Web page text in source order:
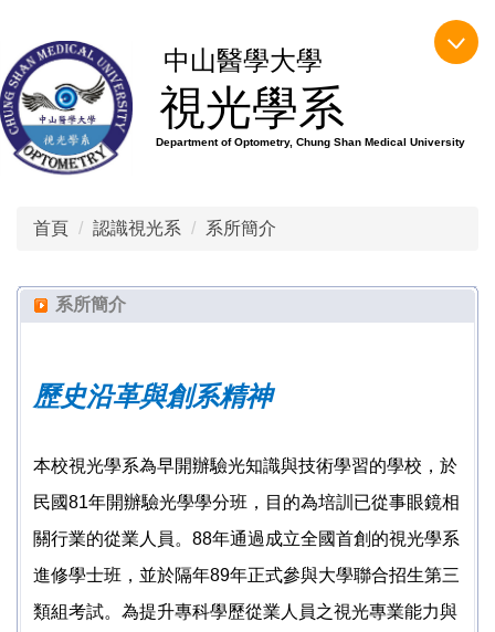
主
要
內
容
中山醫學大學
視光學系
Department of Optometry, Chung Shan Medical University
首頁 認識視光系 系所簡介
系所簡介
歷史沿革與創系精神
本校視光學系為早開辦驗光知識與技術學習的學校，於
民國81年開辦驗光學學分班，目的為培訓已從事眼鏡相
關行業的從業人員。 88年通過成立全國首創的視光學系
進修學士班，並於隔年89年正式參與大學聯合招生第三
類組考試。為提升專科學歷從業人員之視光專業能力與